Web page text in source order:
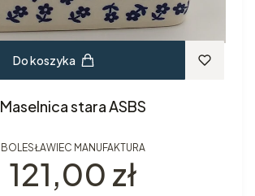
Do koszyka
Maselnica stara ASBS
BOLESŁAWIEC MANUFAKTURA
Cena
121,00 zł